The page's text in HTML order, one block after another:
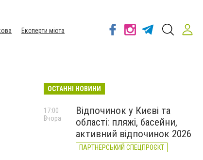
Експерти міста
ОСТАННІ НОВИНИ
Відпочинок у Києві та
області: пляжі, басейни,
активний відпочинок 2026
ПАРТНЕРСЬКИЙ СПЕЦПРОЄКТ
17:00
Вчора